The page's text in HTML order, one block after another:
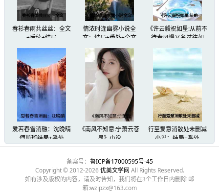
可台下人指着她的脊梁骨在说：“搞坏军中风
她的声音也被淹没在无边的谩骂中……
恍然间，姜照一看着自己的丈夫、哥哥、妹妹
站出来为她说话。
她顿时心头一片冷凉，明白了也这是自己“欠”
姜照一沉默地带着奔奔下台，回了训练基地。
夜风温柔，可刮在姜照一的身上却像是刀子一
奔奔像是觉察到她的情绪，“嗷嗷”地在她身边转
春衫春雨共丝丝：全文
+后续+结局
情浓时逢幽雾小说全
文：结局+番外+全文
《许云毅祝如星:从前不
待春风慢又名过往如
烟，走在向前的路》:纯
净版无弹窗+大结局
爱若春雪消融：沈晚晴
傅斯珩结局+番外
《南风不知意:宁萧云苍
显》小说
行至爱意消散处未删减
小说：结局+番外
备案号： 鲁ICP备17000595号-45
Copyright © 2012-2026优美文学网 All Rights Reserved.
如有涉及版权的内容，请及时告知，我们将在3个工作日内删除 邮
箱:wzipzx@163.com